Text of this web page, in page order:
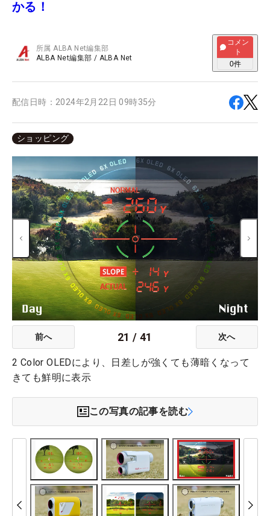
かる！
所属ALBA Net編集部
ALBA Net編集部 / ALBA Net
コメン
ト
0件
配信日時： 2024年2月22日 09時35分
ショッピング
前へ 21 /41 次へ
2 Color OLEDにより、日差しが強くても薄暗くなって
きても鮮明に表示
この写真の記事を読む